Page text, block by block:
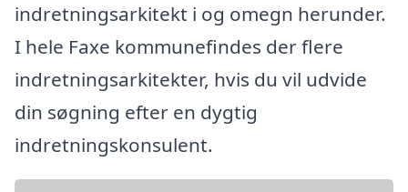
indretningsarkitekt i og omegn herunder.
I hele Faxe kommunefindes der flere
indretningsarkitekter, hvis du vil udvide
din søgning efter en dygtig
indretningskonsulent.